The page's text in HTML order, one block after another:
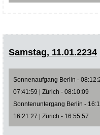
Samstag, 11.01.2234
Sonnenaufgang Berlin -
07:41:59 | Zürich - 08:10:09
Sonntenuntergang Berlin -
16:21:27 | Zürich - 16:55:57